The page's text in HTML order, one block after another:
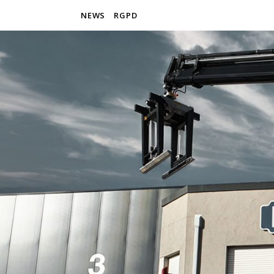
NEWS RGPD